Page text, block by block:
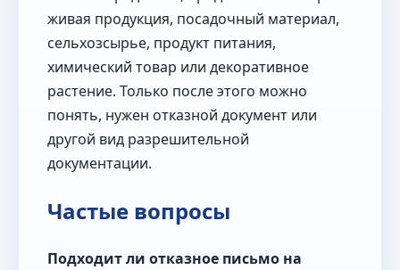
живая продукция, посадочный материал,
сельхозсырье, продукт питания,
химический товар или декоративное
растение. Только после этого можно
понять, нужен отказной документ или
другой вид разрешительной
документации.
Частые вопросы
Подходит ли отказное письмо на